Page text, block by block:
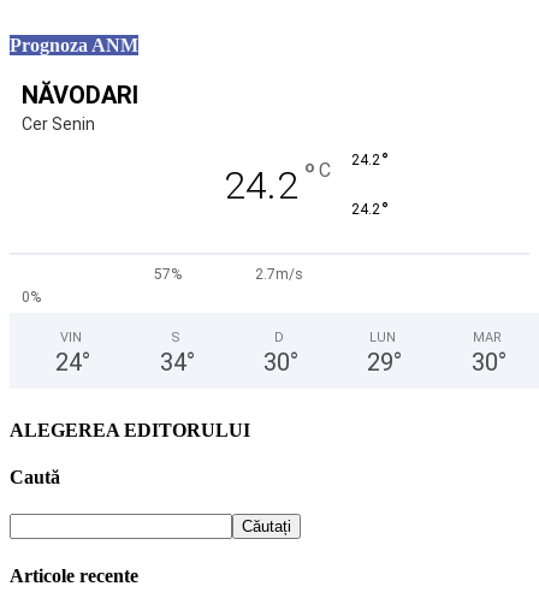
Prognoza ANM
NĂVODARI
Cer Senin
24.2 ° C 24.2°
24.2°
57%
2.7m/s
0%
VIN
24°
S
34°
D
30°
LUN
29°
MAR
30°
ALEGEREA EDITORULUI
Caută
Articole recente